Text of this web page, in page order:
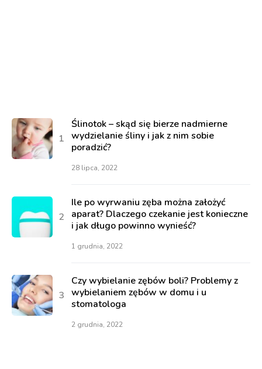
Ślinotok – skąd się bierze nadmierne
wydzielanie śliny i jak z nim sobie
poradzić?
28 lipca, 2022
Ile po wyrwaniu zęba można założyć
aparat? Dlaczego czekanie jest konieczne
i jak długo powinno wynieść?
1 grudnia, 2022
Czy wybielanie zębów boli? Problemy z
wybielaniem zębów w domu i u
stomatologa
2 grudnia, 2022